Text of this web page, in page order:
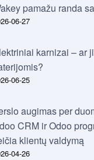
pamažu randa
06-27
karnizai – ar
06-25
augimas per
CRM ir Odoo
klientų valdymą
04-26